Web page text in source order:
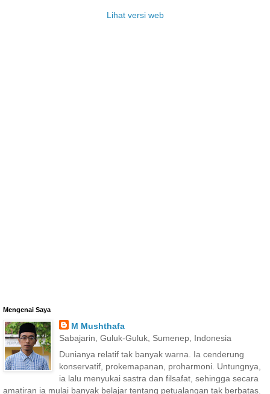
Lihat versi web
Mengenai Saya
M Mushthafa
Sabajarin, Guluk-Guluk, Sumenep, Indonesia
Dunianya relatif tak banyak warna. Ia cenderung
konservatif, prokemapanan, proharmoni. Untungnya,
ia lalu menyukai sastra dan filsafat, sehingga secara
amatiran ia mulai banyak belajar tentang petualangan tak berbatas.